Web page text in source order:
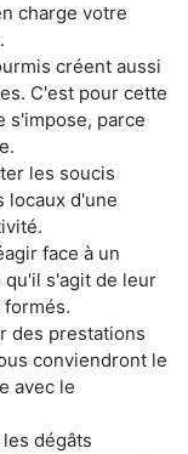
charge votre
créent aussi
C'est pour cette
s'impose, parce
les soucis
locaux d'une
face à un
s'agit de leur
des prestations
conviendront le
avec le
dégâts